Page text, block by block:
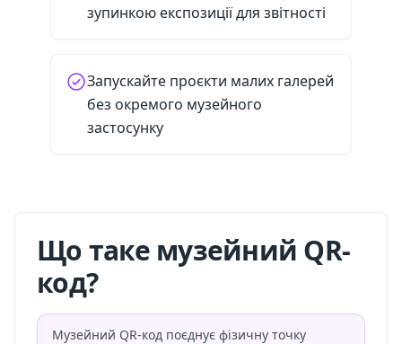
зупинкою експозиції для звітності
Запускайте проєкти малих галерей
без окремого музейного
застосунку
Що таке музейний QR-
код?
Музейний QR-код поєднує фізичну точку